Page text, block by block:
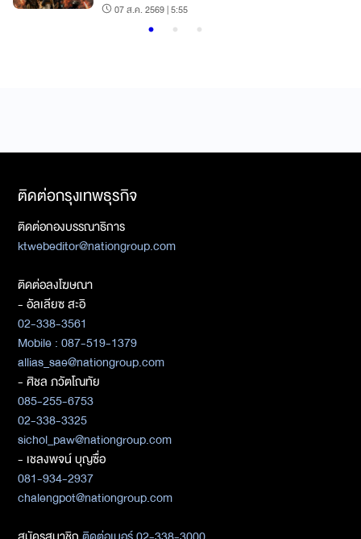
07 ส.ค. 2569 | 5:55
ติดต่อกรุงเทพธุรกิจ
ติดต่อกองบรรณาธิการ
ktwebeditor@nationgroup.com
ติดต่อลงโฆษณา
- อัลเลียซ สะอิ
02-338-3561
Mobile : 087-519-1379
allias_sae@nationgroup.com
- ศิชล ภวัตโณทัย
085-255-6753
02-338-3325
sichol_paw@nationgroup.com
- เชลงพจน์ บุญซื่อ
081-934-2937
chalengpot@nationgroup.com